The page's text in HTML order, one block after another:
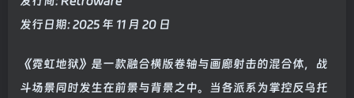
发行日期: 2025 年 11 月 20 日
《霓虹地狱》是一款融合横版卷轴与画廊射击的混合体，战
斗场景同时发生在前景与背景之中。当各派系为掌控反乌托